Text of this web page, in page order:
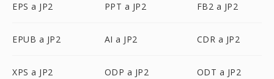
EPS a JP2 PPT a JP2 FB2 a JP2
EPUB a JP2 AI a JP2 CDR a JP2
XPS a JP2 ODP a JP2 ODT a JP2